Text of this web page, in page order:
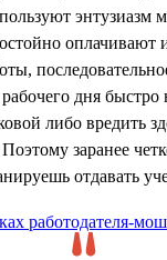
энтузиазм
оплачивают
дня
либо вредить
заранее
отдавать
работодателя-